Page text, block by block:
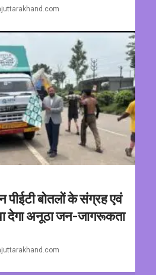
पीईटी बोतलों के संग्रह एवं
देगा अनूठा जन-जागरूकता